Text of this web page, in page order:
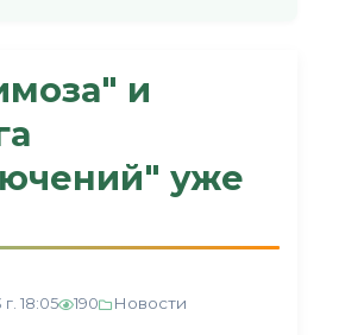
и
уже
18:05 190 Новости